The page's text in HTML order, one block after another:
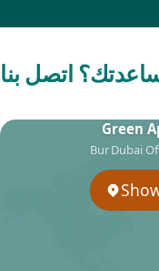
اتصل بنا
Green
Bur Dubai